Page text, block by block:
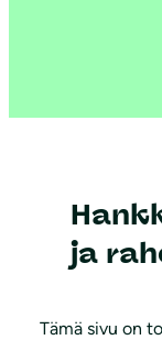
ja
Tämä sivu on